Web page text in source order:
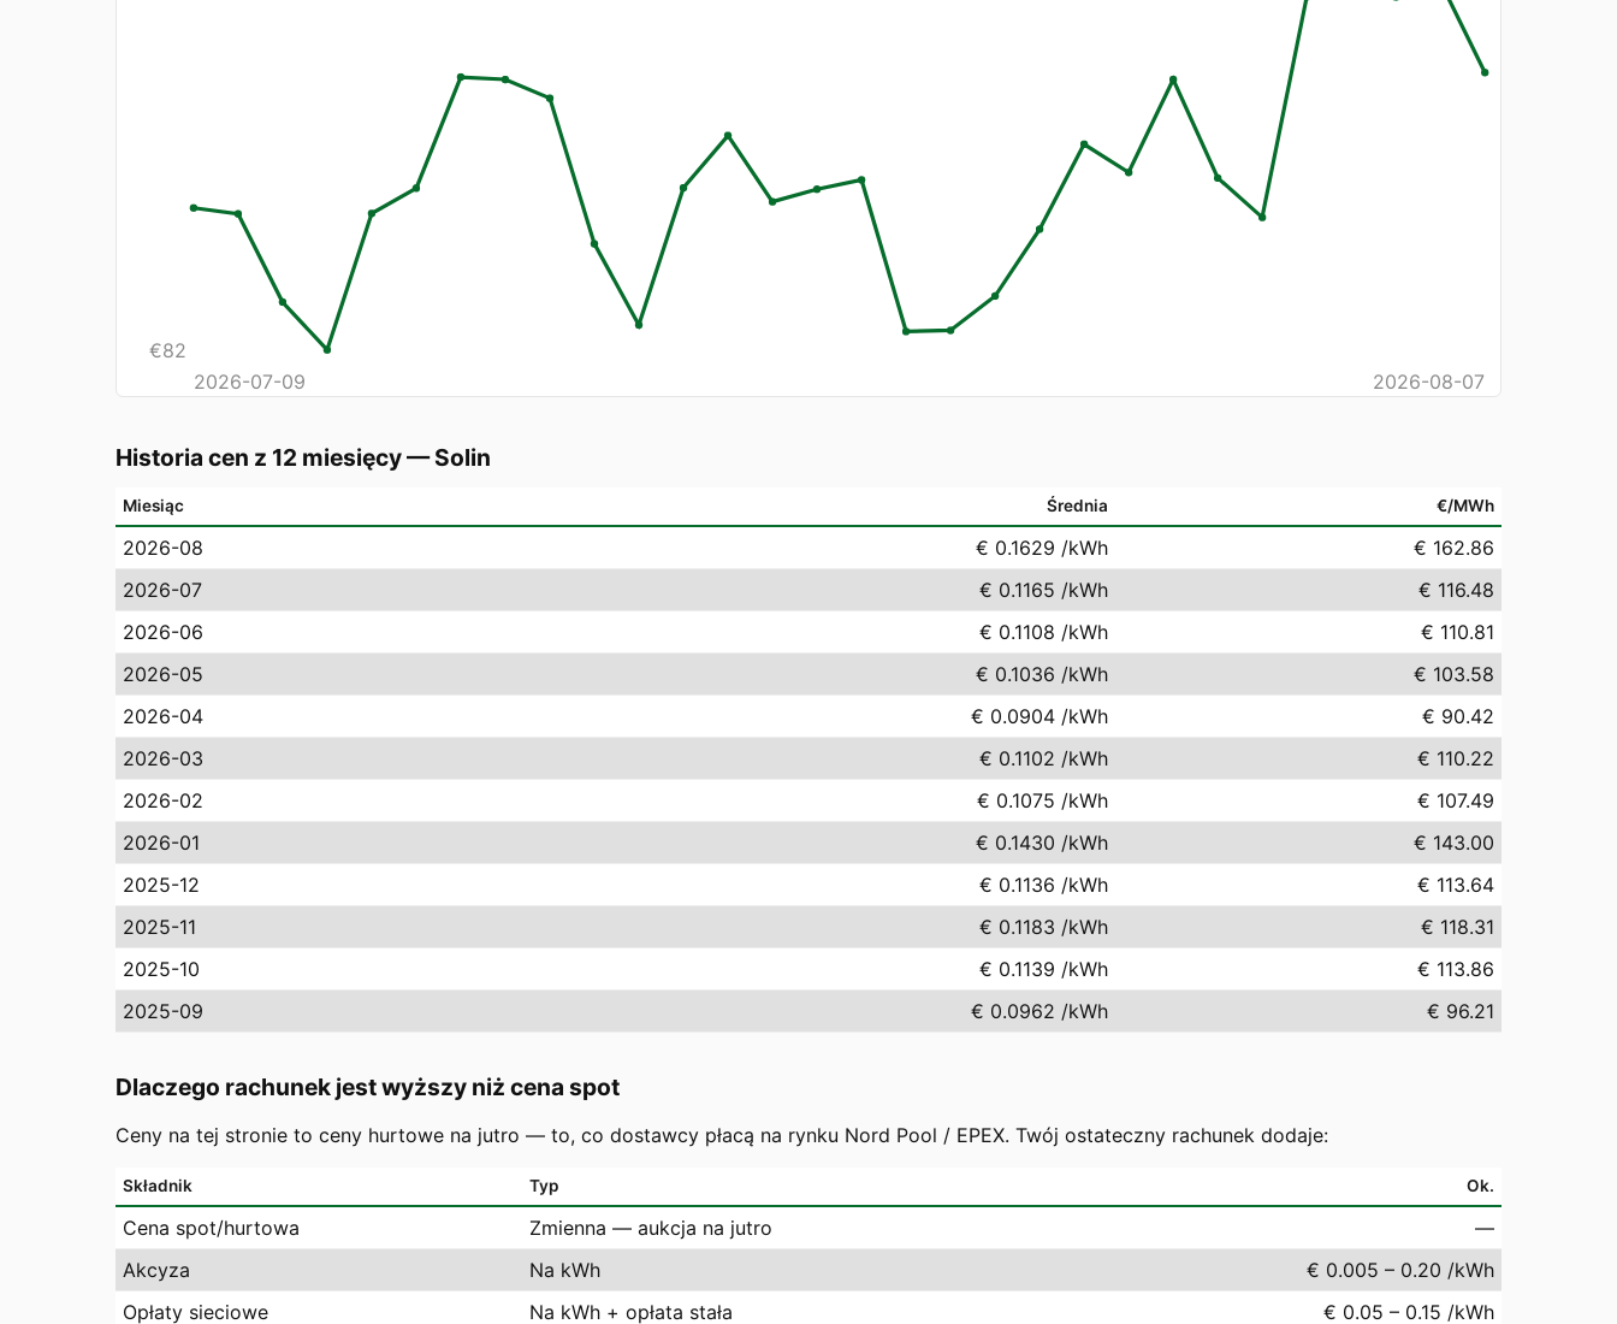
€82
2026-07-09
2026-08-07
Historia cen z 12 miesięcy—Solin
Miesiąc Średnia €/MWh
2026-08 € 0.1629 /kWh
€ 162.86
2026-07
€ 0.1165 /kWh
€ 116.48
2026-06
€ 0.1108 /kWh
€ 110.81
2026-05
€ 0.1036 /kWh
€ 103.58
2026-04
€ 0.0904 /kWh
€ 90.42
2026-03
€ 0.1102 /kWh
€ 110.22
2026-02
€ 0.1075 /kWh
€ 107.49
2026-01
€ 0.1430 /kWh
€ 143.00
2025-12
€ 0.1136 /kWh
€ 113.64
2025-11
€ 0.1183 /kWh
€ 118.31
2025-10
€ 0.1139 /kWh
€ 113.86
2025-09
€ 0.0962 /kWh € 96.21
Dlaczego rachunek jest wyższy niż cena spot
Ceny na tej stronie to ceny hurtowe na jutro — to, co dostawcy płacą na rynku Nord Pool / EPEX. Twój ostateczny rachunek dodaje:
Składnik Typ Ok.
Cena spot/hurtowa Zmienna — aukcja na jutro
—
Akcyza
Na kWh
€ 0.005 – 0.20 /kWh
Opłaty sieciowe
Na kWh + opłata stała € 0.05 – 0.15 /kWh